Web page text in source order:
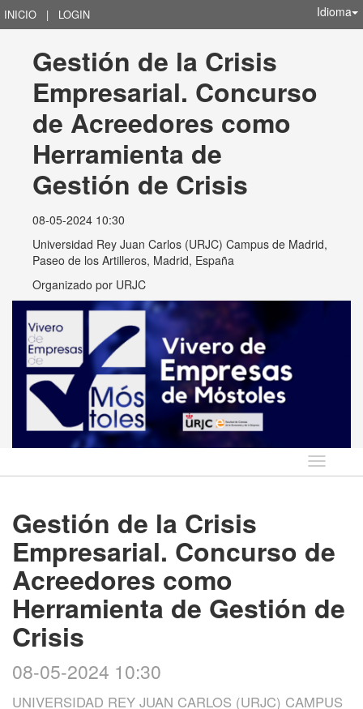
INICIO | LOGIN Idioma
Gestión de la Crisis
Empresarial. Concurso
de Acreedores como
Herramienta de
Gestión de Crisis
08-05-2024 10:30
Universidad Rey Juan Carlos (URJC) Campus de Madrid,
Paseo de los Artilleros, Madrid, España
Organizado por URJC
Idioma
Gestión de la Crisis
Empresarial. Concurso de
Acreedores como
Herramienta de Gestión de
Crisis
08-05-2024 10:30
UNIVERSIDAD REY JUAN CARLOS (URJC) CAMPUS